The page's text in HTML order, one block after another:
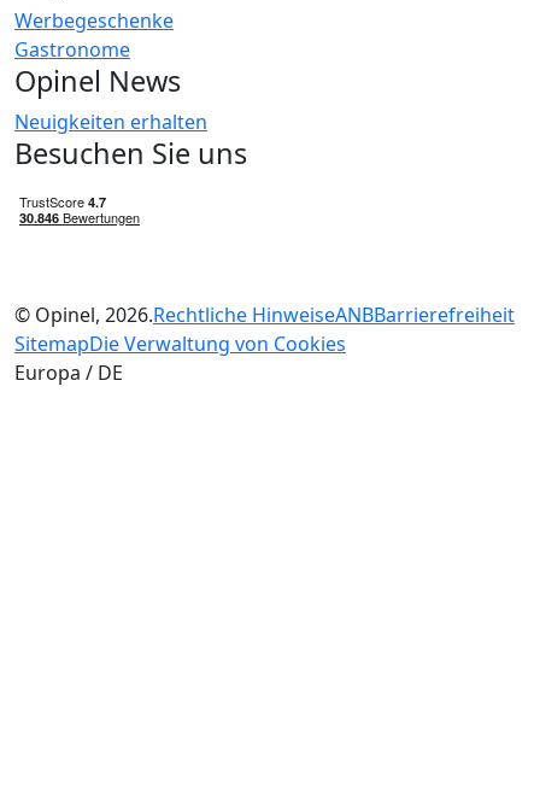
Werbegeschenke
Gastronome
Opinel News
Neuigkeiten erhalten
Besuchen Sie uns
© Opinel, 2026.Rechtliche HinweiseANBBarrierefreiheit
SitemapDie Verwaltung von Cookies
Europa / DE